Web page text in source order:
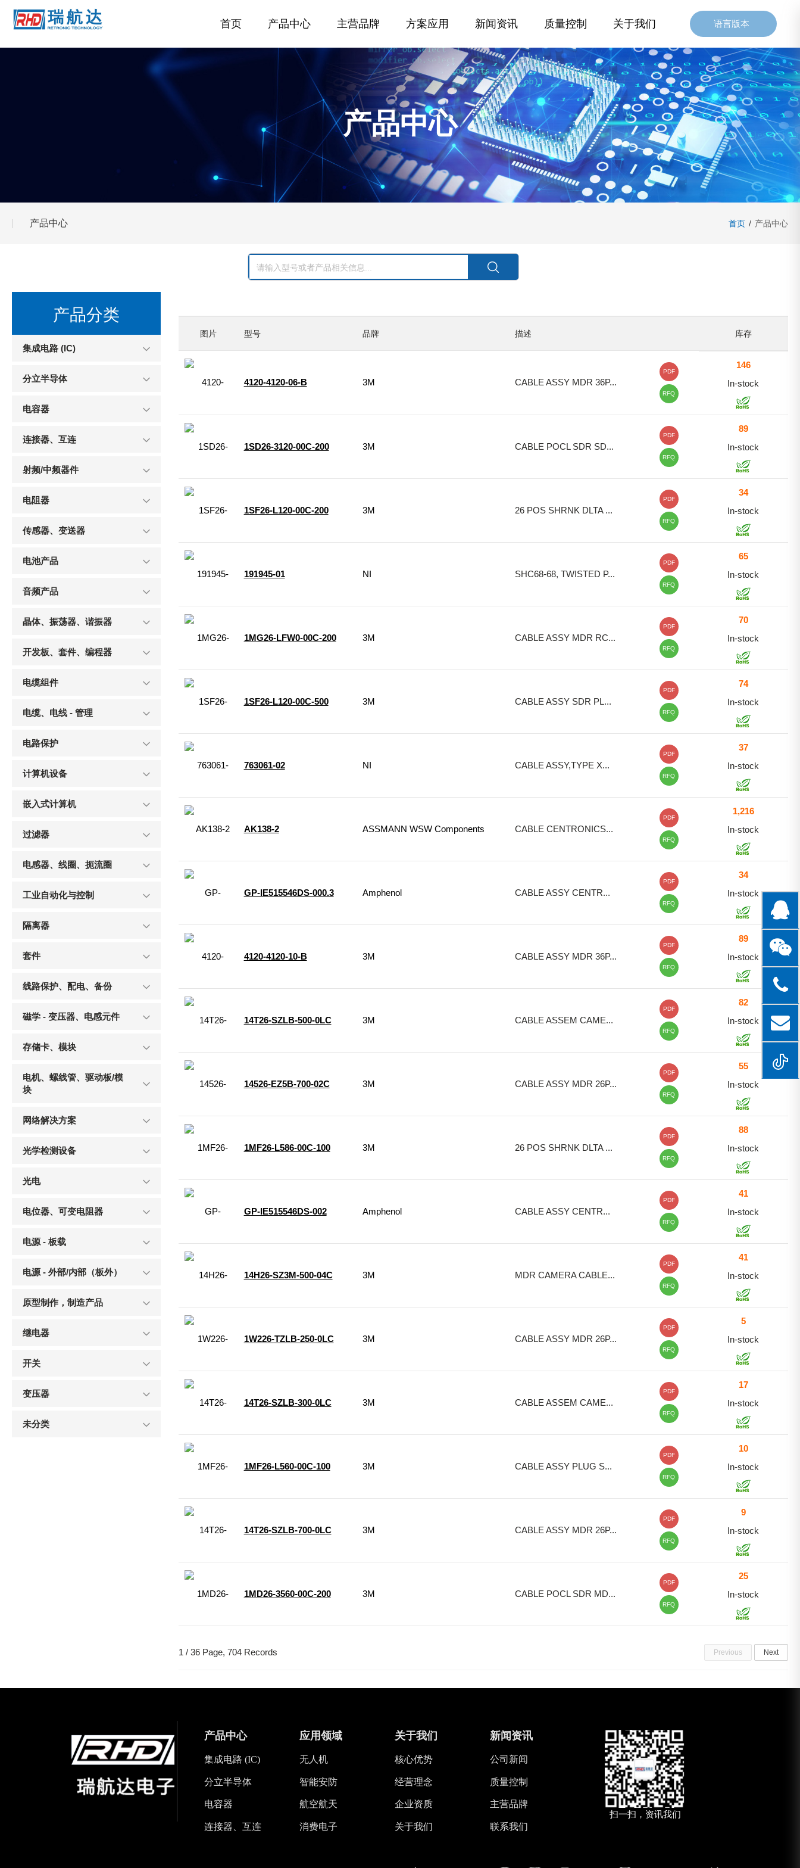
首页 产品中心 主营品牌 方案应用 新闻资讯 质量控制 关于我们 语言版本
产品中心
产品中心 首页 / 产品中心
产品分类
集成电路 (IC)
分立半导体
电容器
连接器、互连
射频/中频器件
电阻器
传感器、变送器
电池产品
音频产品
晶体、振荡器、谐振器
开发板、套件、编程器
电缆组件
电缆、电线 - 管理
电路保护
计算机设备
嵌入式计算机
过滤器
电感器、线圈、扼流圈
工业自动化与控制
隔离器
套件
线路保护、配电、备份
磁学 - 变压器、电感元件
存储卡、模块
电机、螺线管、驱动板/模
块
网络解决方案
光学检测设备
光电
电位器、可变电阻器
电源 - 板载
电源 - 外部/内部（板外）
原型制作，制造产品
继电器
开关
变压器
未分类
图片 型号 品牌 描述 库存
4120-4120-06-B 3M CABLE ASSY MDR 36P...
PDF
RFQ
146
In-stock
1SD26-3120-00C-200 3M CABLE POCL SDR SD...
PDF
RFQ
89
In-stock
1SF26-L120-00C-200 3M 26 POS SHRNK DLTA ...
PDF
RFQ
34
In-stock
191945-01 NI SHC68-68, TWISTED P...
PDF
RFQ
65
In-stock
1MG26-LFW0-00C-200 3M CABLE ASSY MDR RC...
PDF
RFQ
70
In-stock
1SF26-L120-00C-500 3M CABLE ASSY SDR PL...
PDF
RFQ
74
In-stock
763061-02 NI CABLE ASSY,TYPE X...
PDF
RFQ
37
In-stock
AK138-2 ASSMANN WSW Components CABLE CENTRONICS...
PDF
RFQ
1,216
In-stock
GP-IE515546DS-000.3 Amphenol CABLE ASSY CENTR...
PDF
RFQ
34
In-stock
4120-4120-10-B 3M CABLE ASSY MDR 36P...
PDF
RFQ
89
In-stock
14T26-SZLB-500-0LC 3M CABLE ASSEM CAME...
PDF
RFQ
82
In-stock
14526-EZ5B-700-02C 3M CABLE ASSY MDR 26P...
PDF
RFQ
55
In-stock
1MF26-L586-00C-100 3M 26 POS SHRNK DLTA ...
PDF
RFQ
88
In-stock
GP-IE515546DS-002 Amphenol CABLE ASSY CENTR...
PDF
RFQ
41
In-stock
14H26-SZ3M-500-04C 3M MDR CAMERA CABLE...
PDF
RFQ
41
In-stock
1W226-TZLB-250-0LC 3M CABLE ASSY MDR 26P...
PDF
RFQ
5
In-stock
14T26-SZLB-300-0LC 3M CABLE ASSEM CAME...
PDF
RFQ
17
In-stock
1MF26-L560-00C-100 3M CABLE ASSY PLUG S...
PDF
RFQ
10
In-stock
14T26-SZLB-700-0LC 3M CABLE ASSY MDR 26P...
PDF
RFQ
9
In-stock
1MD26-3560-00C-200 3M CABLE POCL SDR MD...
PDF
RFQ
25
In-stock
1 / 36 Page, 704 Records Previous Next
扫一扫，资讯我们
产品中心
集成电路 (IC)
分立半导体
电容器
连接器、互连
应用领域
无人机
智能安防
航空航天
消费电子
关于我们
核心优势
经营理念
企业资质
关于我们
新闻资讯
公司新闻
质量控制
主营品牌
联系我们